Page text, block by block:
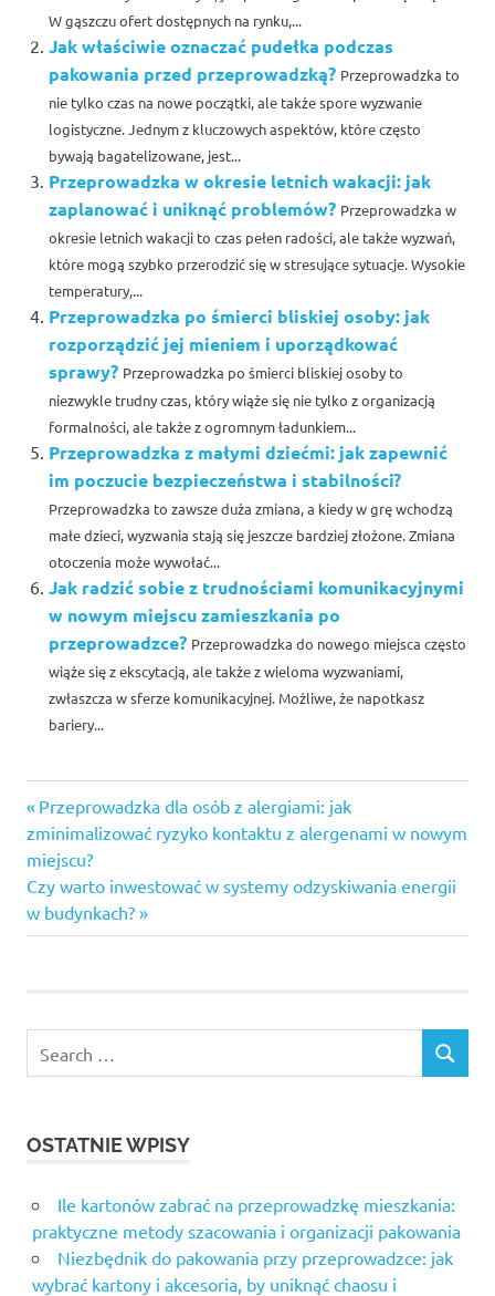
W gąszczu ofert dostępnych na rynku,...
Jak właściwie oznaczać pudełka podczas
pakowania przed przeprowadzką? Przeprowadzka to
nie tylko czas na nowe początki, ale także spore wyzwanie
logistyczne. Jednym z kluczowych aspektów, które często
bywają bagatelizowane, jest...
Przeprowadzka w okresie letnich wakacji: jak
zaplanować i uniknąć problemów? Przeprowadzka w
okresie letnich wakacji to czas pełen radości, ale także wyzwań,
które mogą szybko przerodzić się w stresujące sytuacje. Wysokie
temperatury,...
Przeprowadzka po śmierci bliskiej osoby: jak
rozporządzić jej mieniem i uporządkować
sprawy? Przeprowadzka po śmierci bliskiej osoby to
niezwykle trudny czas, który wiąże się nie tylko z organizacją
formalności, ale także z ogromnym ładunkiem...
Przeprowadzka z małymi dziećmi: jak zapewnić
im poczucie bezpieczeństwa i stabilności?
Przeprowadzka to zawsze duża zmiana, a kiedy w grę wchodzą
małe dzieci, wyzwania stają się jeszcze bardziej złożone. Zmiana
otoczenia może wywołać...
Jak radzić sobie z trudnościami komunikacyjnymi
w nowym miejscu zamieszkania po
przeprowadzce? Przeprowadzka do nowego miejsca często
wiąże się z ekscytacją, ale także z wieloma wyzwaniami,
zwłaszcza w sferze komunikacyjnej. Możliwe, że napotkasz
bariery...
Nawigacja
wpisu
Previous
Post:
Przeprowadzka dla osób z alergiami: jak
zminimalizować ryzyko kontaktu z alergenami w nowym
miejscu?
Next
Post:
Czy warto inwestować w systemy odzyskiwania energii
w budynkach?
for:
SEARCH
OSTATNIE WPISY
Ile kartonów zabrać na przeprowadzkę mieszkania:
praktyczne metody szacowania i organizacji pakowania
Niezbędnik do pakowania przy przeprowadzce: jak
wybrać kartony i akcesoria, by uniknąć chaosu i